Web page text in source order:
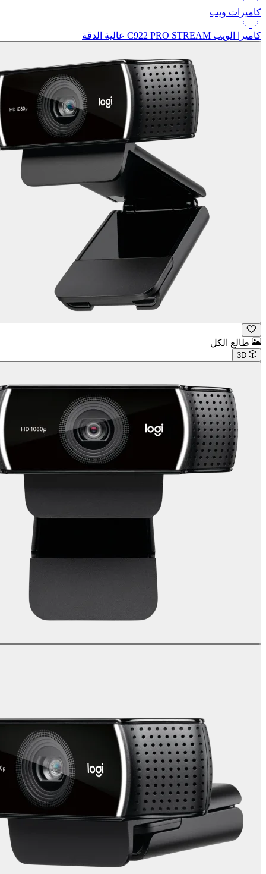
كاميرات ويب
كاميرا الويب C922 PRO STREAM عالية الدقة
طالع الكل
3D